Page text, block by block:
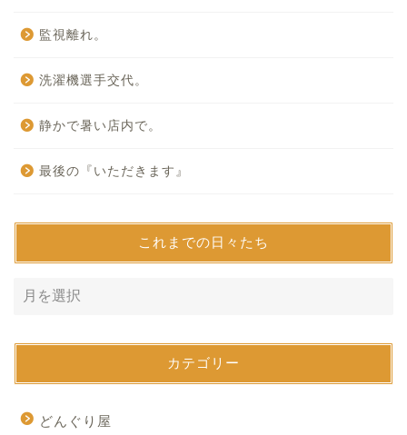
監視離れ。
洗濯機選手交代。
静かで暑い店内で。
最後の『いただきます』
これまでの日々たち
カテゴリー
どんぐり屋